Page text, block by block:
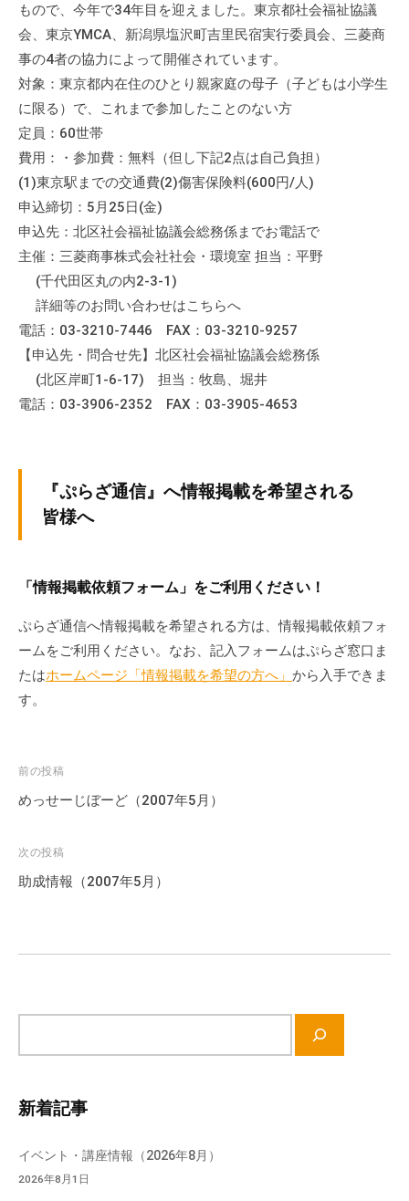
もので、今年で34年目を迎えました。東京都社会福祉協議
会、東京YMCA、新潟県塩沢町吉里民宿実行委員会、三菱商
事の4者の協力によって開催されています。
対象：東京都内在住のひとり親家庭の母子（子どもは小学生
に限る）で、これまで参加したことのない方
定員：60世帯
費用：・参加費：無料（但し下記2点は自己負担）
(1)東京駅までの交通費(2)傷害保険料(600円/人)
申込締切：5月25日(金)
申込先：北区社会福祉協議会総務係までお電話で
主催：三菱商事株式会社社会・環境室 担当：平野
(千代田区丸の内2-3-1)
詳細等のお問い合わせはこちらへ
電話：03-3210-7446 FAX：03-3210-9257
【申込先・問合せ先】北区社会福祉協議会総務係
(北区岸町1-6-17) 担当：牧島、堀井
電話：03-3906-2352 FAX：03-3905-4653
『ぷらざ通信』へ情報掲載を希望される
皆様へ
「情報掲載依頼フォーム」をご利用ください！
ぷらざ通信へ情報掲載を希望される方は、情報掲載依頼フォ
ームをご利用ください。なお、記入フォームはぷらざ窓口ま
たはホームページ「情報掲載を希望の方へ」 から入手できま
す。
投
稿
ビ
ゲ
ョ
前の投稿
めっせーじぼーど（2007年5月）
次の投稿
助成情報（2007年5月）
検
新着記事
イベント・講座情報（2026年8月）
2026年8月1日